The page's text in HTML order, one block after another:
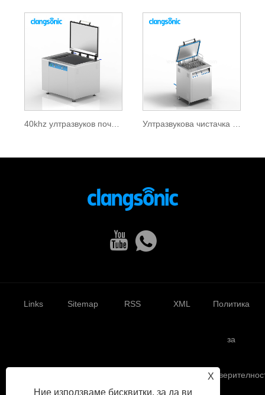
40khz ултразвуков почистващ препарат
X
Ние използваме бисквитки, за да ви
Links Sitemap RSS XML Политика
за